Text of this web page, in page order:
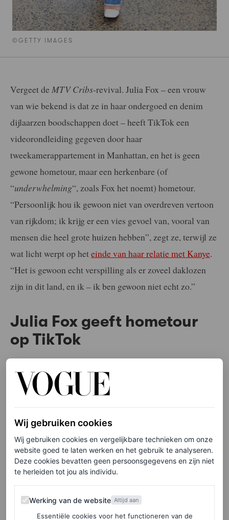
©GETTY IMAGES
Vergeet de MTV Cribs-revival. Julia Fox – een vrouw
van wie bekend is dat ze in haar ondergoed en denim
dijlaarzen boodschappen doet – heeft TikTok een
videorondleiding gegeven door haar
tweekamerappartement in Manhattan, en het is geen
gewone hometour, maar een herkenbare (of
“underwhelming“, zoals Fox het noemt) hometour.
“Persoonlijk hou ik gewoon niet van overdreven vertoon
van rijkdom; ik krijg er een vies gevoel van, vooral van
mensen die heel grote huizen hebben”, zegt ze, terwijl ze
wat licht werpt op heteinde van haar relatie met Kanye.
“Het is gewoon echt verspilling als er zoveel daklozen
zijn in dit land, en ik – ik ben gewoon niet echt zo.”
Julia Fox geeft hometour
op TikTok
peuter, zo blijkt. Fox heeft haar bed naar de woonkamer
gesleept, zodat haar kamer deels als speelkamer voor
garderoberuimte kan dienen (die verhullende looks
moeten tenslotte ergens hangen – ook al is het naast de
kleine mintgroene Vespa van je zoon). “Ik heb ook
voor New Yorkers”, verklaart ze, terwijl ze een
koninklijke schoenenverzameling bekijkt (ik zie
Wij gebruiken cookies
Wij gebruiken cookies en vergelijkbare technieken om onze
website goed te laten werken en het gebruik te analyseren.
Deze cookies bevatten geen persoonsgegevens en zijn niet
te herleiden tot jou als individu.
Werking van de website
Werking van de website Altijd aan
Essentiële cookies voor het functioneren van de